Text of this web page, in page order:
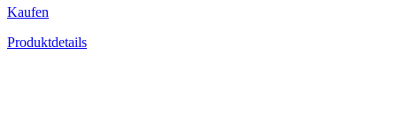
Kaufen
Produktdetails